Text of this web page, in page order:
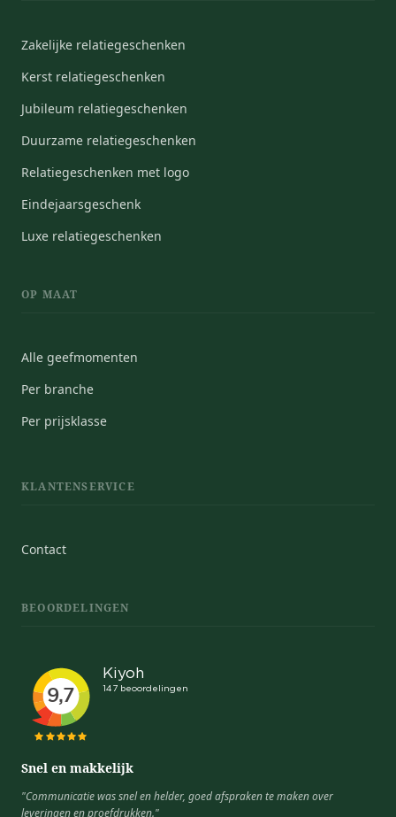
Zakelijke relatiegeschenken
Kerst relatiegeschenken
Jubileum relatiegeschenken
Duurzame relatiegeschenken
Relatiegeschenken met logo
Eindejaarsgeschenk
Luxe relatiegeschenken
OP MAAT
Alle geefmomenten
Per branche
Per prijsklasse
KLANTENSERVICE
Contact
BEOORDELINGEN
Snel en makkelijk
"Communicatie was snel en helder, goed afspraken te maken over
leveringen en proefdrukken."